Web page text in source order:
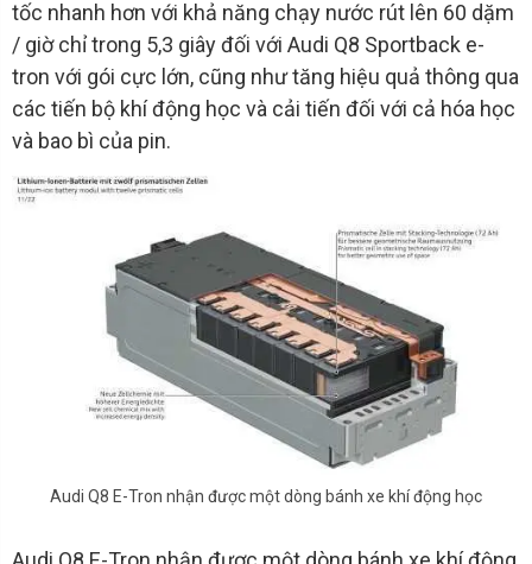
tốc nhanh hơn với khả năng chạy nước rút lên 60 dặm
/ giờ chỉ trong 5,3 giây đối với Audi Q8 Sportback e-
tron với gói cực lớn, cũng như tăng hiệu quả thông qua
các tiến bộ khí động học và cải tiến đối với cả hóa học
và bao bì của pin.
Audi Q8 E-Tron nhận được một dòng bánh xe khí động học